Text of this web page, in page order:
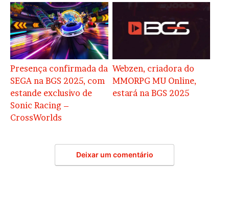
Presença confirmada da
SEGA na BGS 2025, com
estande exclusivo de
Sonic Racing –
CrossWorlds
Webzen, criadora do
MMORPG MU Online,
estará na BGS 2025
Deixar um comentário